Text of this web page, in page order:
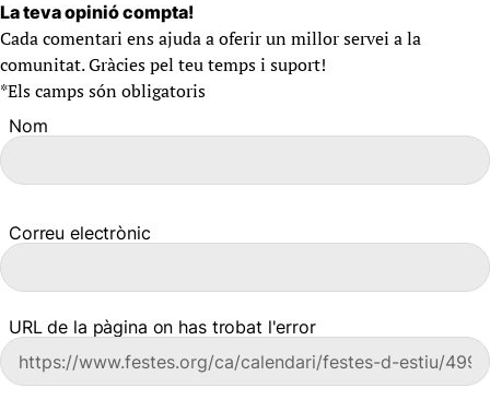
La teva opinió compta!
Cada comentari ens ajuda a oferir un millor servei a la
comunitat. Gràcies pel teu temps i suport!
*Els camps són obligatoris
Nom
Correu electrònic
URL de la pàgina on has trobat l'error